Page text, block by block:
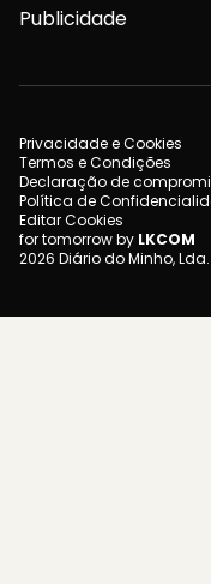
Publicidade
Privacidade e Cookies
Termos e Condições
Declaração de
Política de
Editar Cookies
for tomorrow by LKCOM
2026 Diário do Minho,